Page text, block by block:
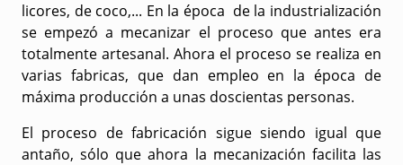
licores, de coco,... En la época de la industrialización
se empezó a mecanizar el proceso que antes era
totalmente artesanal. Ahora el proceso se realiza en
varias fabricas, que dan empleo en la época de
máxima producción a unas doscientas personas.
El proceso de fabricación sigue siendo igual que
antaño, sólo que ahora la mecanización facilita las